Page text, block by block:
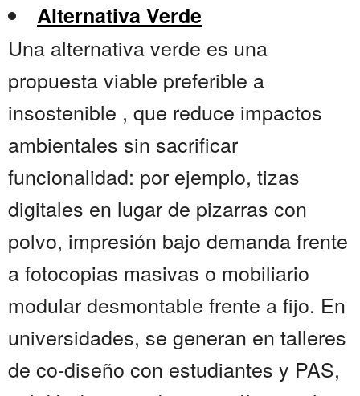
Alternativa Verde
Una alternativa verde es una
propuesta viable preferible a
insostenible , que reduce impactos
ambientales sin sacrificar
funcionalidad: por ejemplo, tizas
digitales en lugar de pizarras con
polvo, impresión bajo demanda frente
a fotocopias masivas o mobiliario
modular desmontable frente a fijo. En
universidades, se generan en talleres
de co-diseño con estudiantes y PAS,